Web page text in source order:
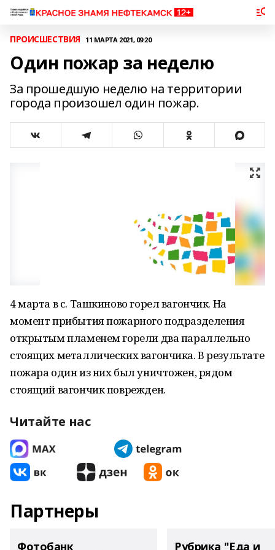
ПРОИСШЕСТВИЯ 11 МАРТА 2021, 09:20
Один пожар за неделю
За прошедшую неделю на территории
города произошел один пожар.
4 марта в с. Ташкиново горел вагончик. На
момент прибытия пожарного подразделения
открытым пламенем горели два параллельно
стоящих металлических вагончика. В результате
пожара один из них был уничтожен, рядом
стоящий вагончик поврежден.
Читайте нас
Партнеры
Фотобанк Рубрика "Еда и